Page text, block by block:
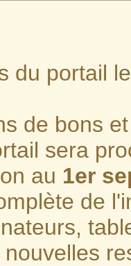
du portail
de bons
sera
au 1er
de